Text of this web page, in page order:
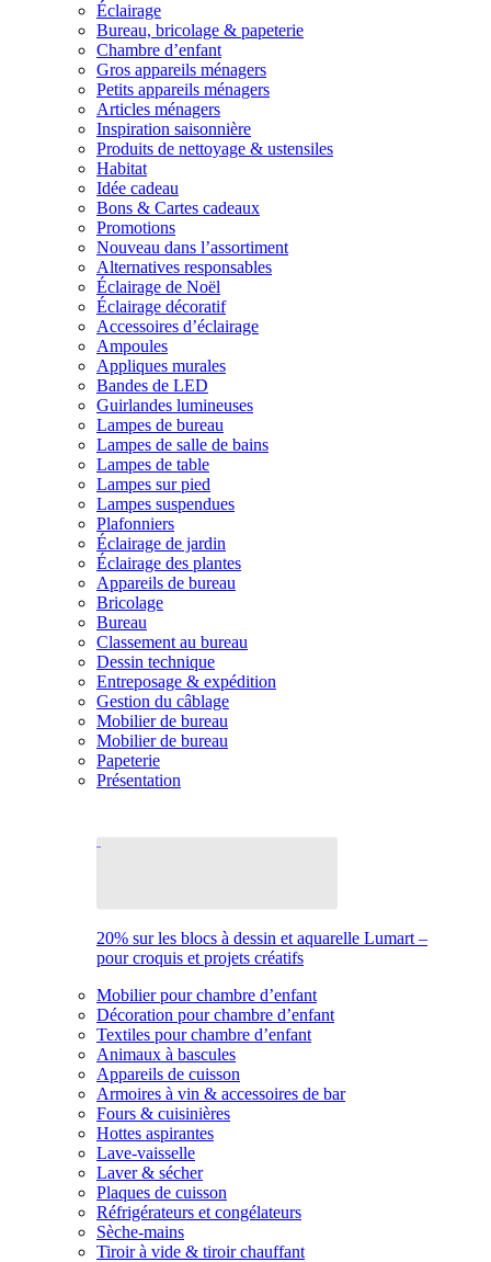
Éclairage
Bureau, bricolage & papeterie
Chambre d’enfant
Gros appareils ménagers
Petits appareils ménagers
Articles ménagers
Inspiration saisonnière
Produits de nettoyage & ustensiles
Habitat
Idée cadeau
Bons & Cartes cadeaux
Promotions
Nouveau dans l’assortiment
Alternatives responsables
Éclairage de Noël
Éclairage décoratif
Accessoires d’éclairage
Ampoules
Appliques murales
Bandes de LED
Guirlandes lumineuses
Lampes de bureau
Lampes de salle de bains
Lampes de table
Lampes sur pied
Lampes suspendues
Plafonniers
Éclairage de jardin
Éclairage des plantes
Appareils de bureau
Bricolage
Bureau
Classement au bureau
Dessin technique
Entreposage & expédition
Gestion du câblage
Mobilier de bureau
Mobilier de bureau
Papeterie
Présentation
20% sur les blocs à dessin et aquarelle Lumart –
pour croquis et projets créatifs
Mobilier pour chambre d’enfant
Décoration pour chambre d’enfant
Textiles pour chambre d’enfant
Animaux à bascules
Appareils de cuisson
Armoires à vin & accessoires de bar
Fours & cuisinières
Hottes aspirantes
Lave-vaisselle
Laver & sécher
Plaques de cuisson
Réfrigérateurs et congélateurs
Sèche-mains
Tiroir à vide & tiroir chauffant